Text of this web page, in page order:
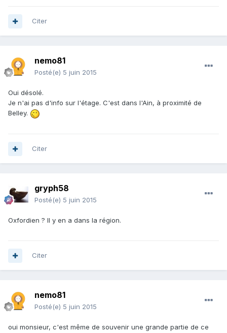
Citer
nemo81
Posté(e) 5 juin 2015
Oui désolé.
Je n'ai pas d'info sur l'étage. C'est dans l'Ain, à proximité de
Belley.
Citer
gryph58
Posté(e) 5 juin 2015
Oxfordien ? Il y en a dans la région.
Citer
nemo81
Posté(e) 5 juin 2015
oui monsieur, c'est même de souvenir une grande partie de ce